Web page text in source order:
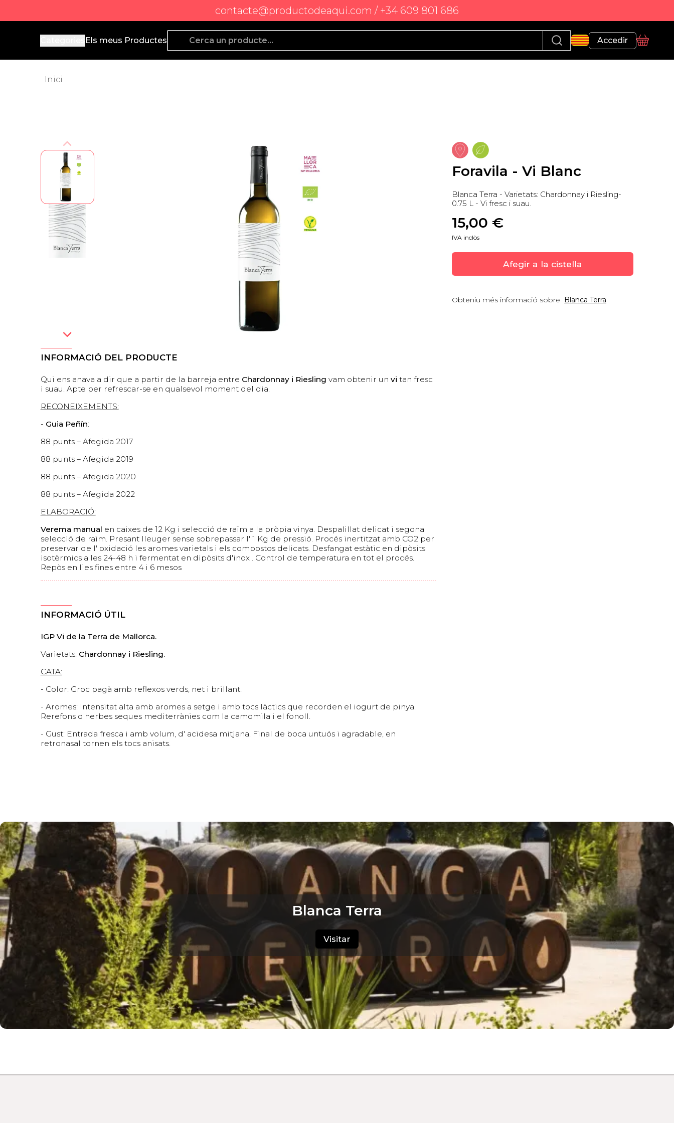
contacte@productodeaqui.com / +34 609 801 686
Producto de Aquí
Els meus Productes Accedir
Perfil
Cistella
Inici
Foravila - Vi Blanc
Blanca Terra - Varietats: Chardonnay i Riesling-
0.75 L - Vi fresc i suau.
15,00 €
IVA inclòs
Afegir a la cistella
Obteniu més informació sobre Blanca Terra
INFORMACIÓ DEL PRODUCTE
Qui ens anava a dir que a partir de la barreja entre Chardonnay i Riesling vam obtenir un vi tan fresc
i suau. Apte per refrescar-se en qualsevol moment del dia.
RECONEIXEMENTS:
- Guia Peñín:
88 punts – Afegida 2017
88 punts – Afegida 2019
88 punts – Afegida 2020
88 punts – Afegida 2022
ELABORACIÓ:
Verema manual en caixes de 12 Kg i selecció de raïm a la pròpia vinya. Despalillat delicat i segona
selecció de raïm. Presant lleuger sense sobrepassar l' 1 Kg de pressió. Procés inertitzat amb CO2 per
preservar de l' oxidació les aromes varietals i els compostos delicats. Desfangat estàtic en dipòsits
isotèrmics a les 24-48 h i fermentat en dipòsits d'inox . Control de temperatura en tot el procés.
Repòs en lies fines entre 4 i 6 mesos
INFORMACIÓ ÚTIL
IGP Vi de la Terra de Mallorca.
Varietats: Chardonnay i Riesling.
CATA:
- Color: Groc pagà amb reflexos verds, net i brillant.
- Aromes: Intensitat alta amb aromes a setge i amb tocs làctics que recorden el iogurt de pinya.
Rerefons d'herbes seques mediterrànies com la camomila i el fonoll.
- Gust: Entrada fresca i amb volum, d' acidesa mitjana. Final de boca untuós i agradable, en
retronasal tornen els tocs anisats.
Blanca Terra
Visitar